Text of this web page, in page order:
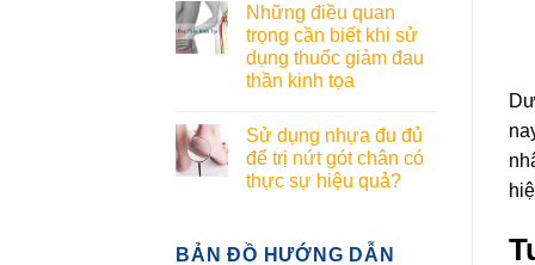
Những điều quan
trọng cần biết khi sử
dụng thuốc giảm đau
thần kinh tọa
Sử dụng nhựa đu đủ
để trị nứt gót chân có
thực sự hiệu quả?
BẢN ĐỒ HƯỚNG DẪN